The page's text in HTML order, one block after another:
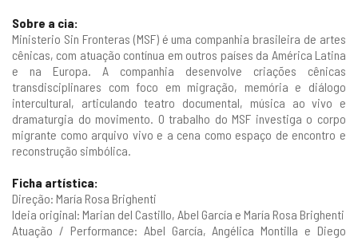
Sobre a cia:
Ministerio Sin Fronteras (MSF) é uma companhia brasileira de artes
cênicas, com atuação contínua em outros países da América Latina
e na Europa. A companhia desenvolve criações cênicas
transdisciplinares com foco em migração, memória e diálogo
intercultural, articulando teatro documental, música ao vivo e
dramaturgia do movimento. O trabalho do MSF investiga o corpo
migrante como arquivo vivo e a cena como espaço de encontro e
reconstrução simbólica.
Ficha artística:
Direção: María Rosa Brighenti
Ideia original: Marian del Castillo, Abel García e María Rosa Brighenti
Atuação / Performance: Abel García, Angélica Montilla e Diego